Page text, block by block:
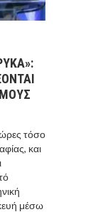
τόσο
και
μέσω